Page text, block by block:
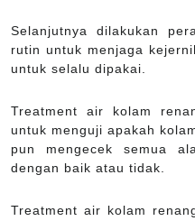
Selanjutnya dilakukan
rutin untuk menjaga
untuk selalu dipakai.
Treatment air kolam
untuk menguji apakah
pun mengecek semua
dengan baik atau tidak.
Treatment air kolam